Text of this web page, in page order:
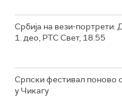
Србија на вези-портрети:
1. део, РТС Свет, 18.55
Српски фестивал поново
у Чикагу